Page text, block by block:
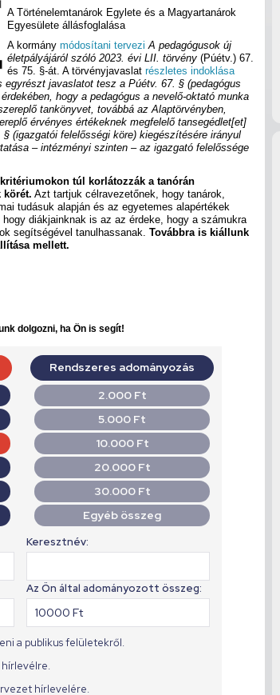
A Történelemtanárok Egylete és a Magyartanárok
Egyesülete állásfoglalása
A kormány módosítani tervezi A pedagógusok új
életpályájáról szóló 2023. évi LII. törvény (Púétv.) 67.
és 75. §-át. A törvényjavaslat részletes indoklása
egyrészt javaslatot tesz a Púétv. 67. § (pedagógus
hogy a pedagógus a nevelő-oktató munka
tankönyvet, továbbá az Alaptörvényben,
érvényes értékeknek megfelelő tansegédlet[et]
(igazgatói felelősségi köre) kiegészítésére irányul
– intézményi szinten – az igazgató felelőssége
túl korlátozzák a tanórán
körét. Azt tartjuk célravezetőnek, hogy tanárok,
tudásuk alapján és az egyetemes alapértékek
diákjainknak is az az érdeke, hogy a számukra
segítségével tanulhassanak. Továbbra is kiállunk
mellett.
Egylete
dolgozni, ha Ön is segít!